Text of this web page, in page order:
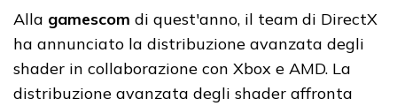
Alla gamescom di quest'anno, il team di DirectX
ha annunciato la distribuzione avanzata degli
shader in collaborazione con Xbox e AMD. La
distribuzione avanzata degli shader affronta